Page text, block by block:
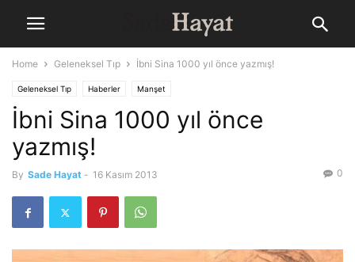
Home Geleneksel Tıp İbni Sina 1000 yıl önce yazmış!
Geleneksel Tıp Haberler Manşet
İbni Sina 1000 yıl önce
yazmış!
By Sade Hayat - 16 Kasım 2013 0